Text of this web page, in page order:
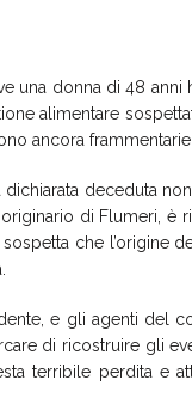
una donna di 48
alimentare
ancora
deceduta
di Flumeri, è
che l’origine
e gli agenti del
di ricostruire gli
terribile perdita e